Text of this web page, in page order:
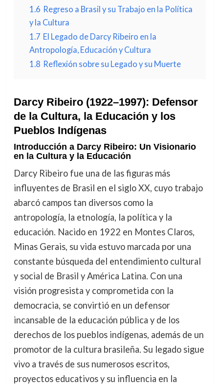
1.6 Regreso a Brasil y su Trabajo en la Política
y la Cultura
1.7 El Legado de Darcy Ribeiro en la
Antropología, Educación y Cultura
1.8 Reflexión sobre su Legado y su Muerte
Darcy Ribeiro (1922–1997): Defensor
de la Cultura, la Educación y los
Pueblos Indígenas
Introducción a Darcy Ribeiro: Un Visionario
en la Cultura y la Educación
Darcy Ribeiro fue una de las figuras más
influyentes de Brasil en el siglo XX, cuyo trabajo
abarcó campos tan diversos como la
antropología, la etnología, la política y la
educación. Nacido en 1922 en Montes Claros,
Minas Gerais, su vida estuvo marcada por una
constante búsqueda del entendimiento cultural
y social de Brasil y América Latina. Con una
visión progresista y comprometida con la
democracia, se convirtió en un defensor
incansable de la educación pública y de los
derechos de los pueblos indígenas, además de un
promotor de la cultura brasileña. Su legado sigue
vivo a través de sus numerosos escritos,
proyectos educativos y su influencia en la